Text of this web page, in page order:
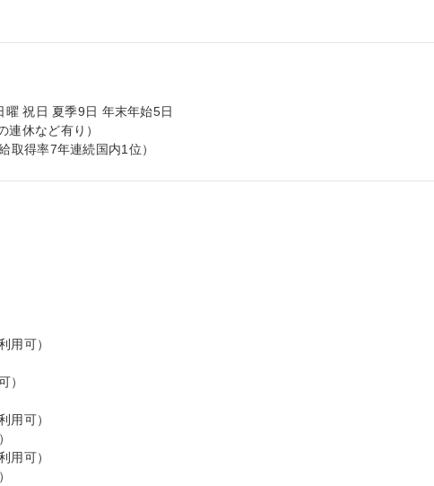
曜 祝日 夏季9日 年末年始5日
休など有り）
取得率7年連続国内1位）
用可）
）
用可）
用可）